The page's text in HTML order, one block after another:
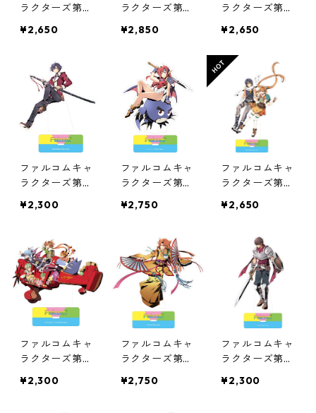
ラクターズ第１
クリルスタンド
¥2,650
ラクターズ第１
クリルスタンド
¥2,850
ラクターズ第１
クリルスタンド
（クロウ閃Ⅳ）
¥2,650
ファルコムキャ
ラクターズ第１
クリルスタンド
¥2,300
ファルコムキャ
ラクターズ第９
リルスタンド
¥2,750
ファルコムキャ
ラクターズ第９
リルスタンド
ュア空SC）
¥2,650
ファルコムキャ
ラクターズ第９
リルスタンド
¥2,300
ファルコムキャ
ラクターズ第８
リルスタンド②
¥2,750
ファルコムキャ
ラクターズ第８
リルスタンド
¥2,300